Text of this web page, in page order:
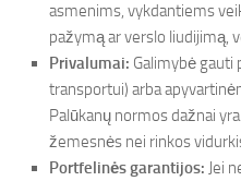
asmenims, vykdantiems
pažymą ar verslo liudijimą,
Privalumai: Galimybė gauti
transportui) arba
Palūkanų normos dažnai
žemesnės nei rinkos
Portfelinės garantijos: Jei